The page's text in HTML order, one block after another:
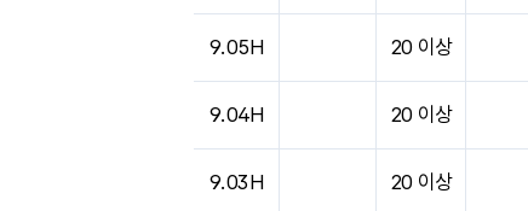
9.05H 20 이상
9.04H 20 이상
9.03H 20 이상